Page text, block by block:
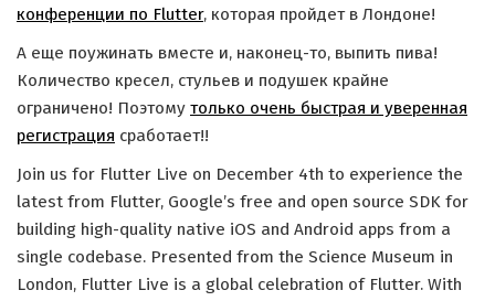
конференции по Flutter, которая пройдет в Лондоне!
А еще поужинать вместе и, наконец-то, выпить пива!
Количество кресел, стульев и подушек крайне
ограничено! Поэтому только очень быстрая и уверенная
регистрация сработает!!
Join us for Flutter Live on December 4th to experience the
latest from Flutter, Google’s free and open source SDK for
building high-quality native iOS and Android apps from a
single codebase. Presented from the Science Museum in
London, Flutter Live is a global celebration of Flutter. With